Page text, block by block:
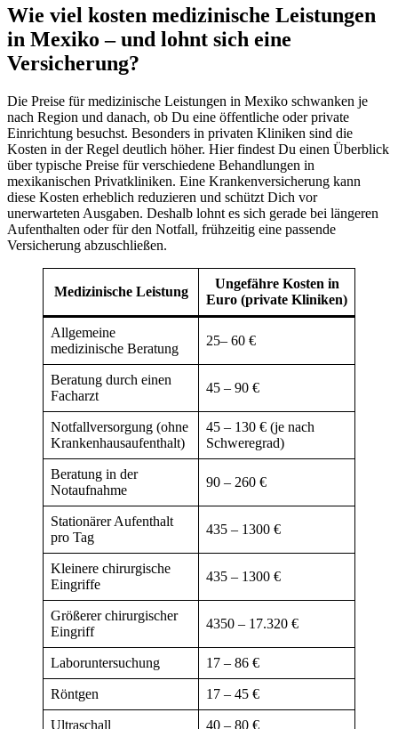
Wie viel kosten medizinische Leistungen
in Mexiko – und lohnt sich eine
Versicherung?
Die Preise für medizinische Leistungen in Mexiko schwanken je
nach Region und danach, ob Du eine öffentliche oder private
Einrichtung besuchst. Besonders in privaten Kliniken sind die
Kosten in der Regel deutlich höher. Hier findest Du einen Überblick
über typische Preise für verschiedene Behandlungen in
mexikanischen Privatkliniken. Eine Krankenversicherung kann
diese Kosten erheblich reduzieren und schützt Dich vor
unerwarteten Ausgaben. Deshalb lohnt es sich gerade bei längeren
Aufenthalten oder für den Notfall, frühzeitig eine passende
Versicherung abzuschließen.
Medizinische Leistung
Ungefähre Kosten in
Euro (private Kliniken)
Allgemeine
medizinische Beratung
25– 60 €
Beratung durch einen
Facharzt
45 – 90 €
Notfallversorgung (ohne
Krankenhausaufenthalt)
45 – 130 € (je nach
Schweregrad)
Beratung in der
Notaufnahme
90 – 260 €
Stationärer Aufenthalt
pro Tag
435 – 1300 €
Kleinere chirurgische
Eingriffe
435 – 1300 €
Größerer chirurgischer
Eingriff
4350 – 17.320 €
Laboruntersuchung 17 – 86 €
Röntgen 17 – 45 €
Ultraschall 40 – 80 €